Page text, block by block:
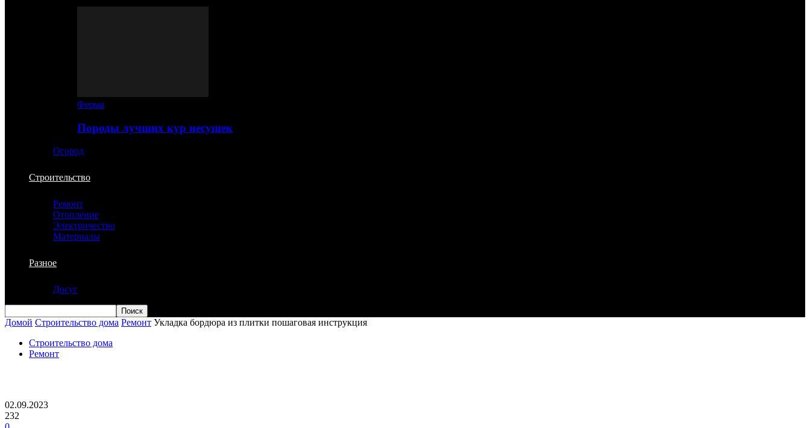
Ферма
Породы лучших кур несушек
Огород
Строительство
Ремонт
Отопление
Электричество
Материалы
Разное
Досуг
Домой Строительство дома Ремонт Укладка бордюра из плитки пошаговая инструкция
Строительство дома
Ремонт
02.09.2023
232